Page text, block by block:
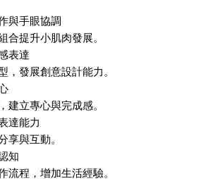
與手眼協調
合提升小肌肉發展。
表達
，發展創意設計能力。
建立專心與完成感。
達能力
享與互動。
知
流程，增加生活經驗。